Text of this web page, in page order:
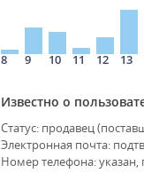
8 9 10 11 12 13
Известно о
Статус: продавец
Электронная почта:
Номер телефона: указан,